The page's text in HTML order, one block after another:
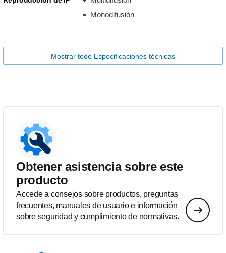
Monodifusión
Mostrar todo Especificaciones técnicas
Obtener asistencia sobre este
producto
Accede a consejos sobre productos, preguntas
frecuentes, manuales de usuario e información
sobre seguridad y cumplimiento de normativas.